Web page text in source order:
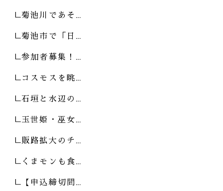
菊池川であそ…
菊池市で「日…
参加者募集！…
コスモスを眺…
石垣と水辺の…
玉世姫・巫女…
販路拡大のチ…
くまモンも食…
【申込締切間…